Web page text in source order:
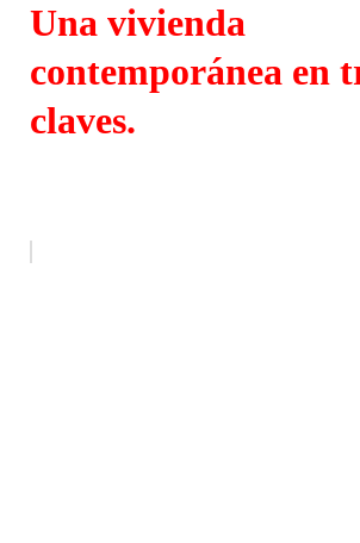
Una vivienda
contemporánea en
claves.